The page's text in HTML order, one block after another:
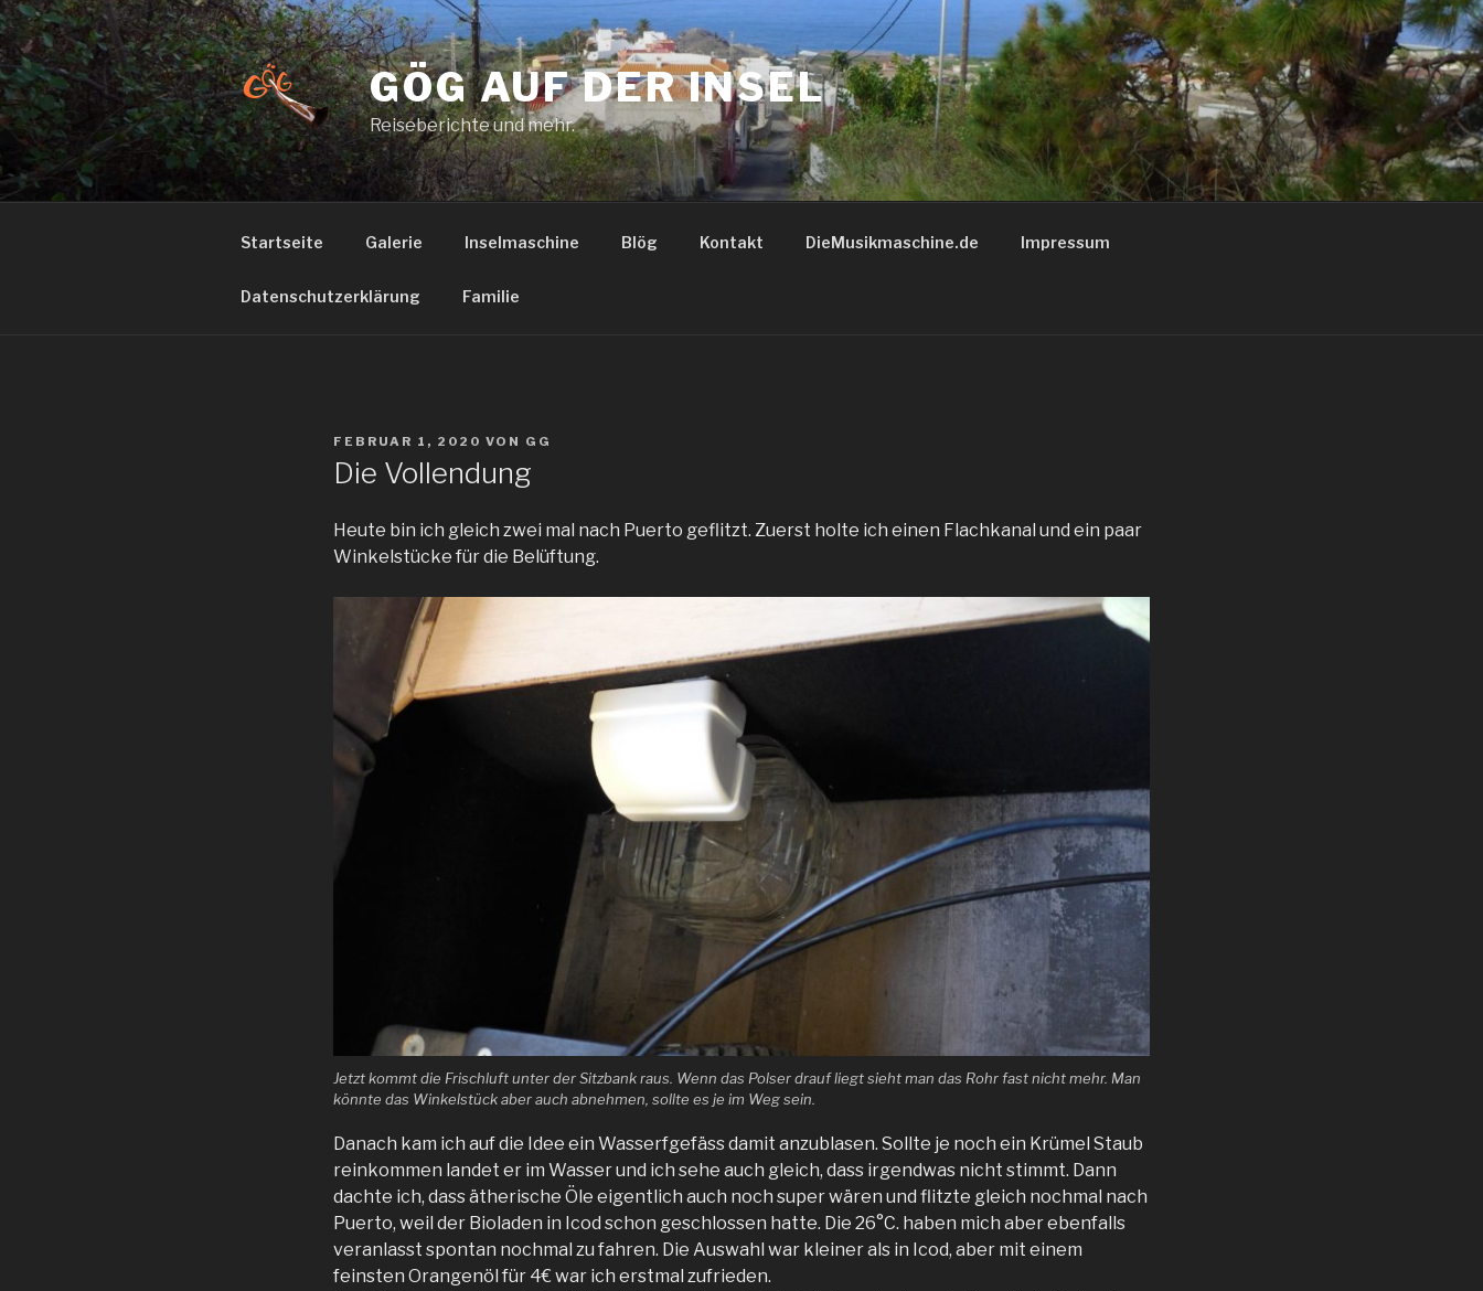
Zum
Inhalt
springen
GÖG AUF DER INSEL
Reiseberichte und mehr.
Startseite Galerie Inselmaschine Blög Kontakt DieMusikmaschine.de Impressum
Datenschutzerklärung Familie
VERÖFFENTLICHT
FEBRUAR 1, 2020 VON GG
Die Vollendung
Heute bin ich gleich zwei mal nach Puerto geflitzt. Zuerst holte ich einen Flachkanal und ein paar
Winkelstücke für die Belüftung.
Jetzt kommt die Frischluft unter der Sitzbank raus. Wenn das Polser drauf liegt sieht man das Rohr fast nicht mehr. Man
könnte das Winkelstück aber auch abnehmen, sollte es je im Weg sein.
Danach kam ich auf die Idee ein Wasserfgefäss damit anzublasen. Sollte je noch ein Krümel Staub
reinkommen landet er im Wasser und ich sehe auch gleich, dass irgendwas nicht stimmt. Dann
dachte ich, dass ätherische Öle eigentlich auch noch super wären und flitzte gleich nochmal nach
Puerto, weil der Bioladen in Icod schon geschlossen hatte. Die 26°C. haben mich aber ebenfalls
veranlasst spontan nochmal zu fahren. Die Auswahl war kleiner als in Icod, aber mit einem
feinsten Orangenöl für 4€ war ich erstmal zufrieden.